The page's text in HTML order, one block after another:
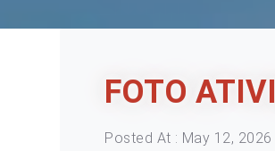
FOTO
Posted At : May 12, 2026